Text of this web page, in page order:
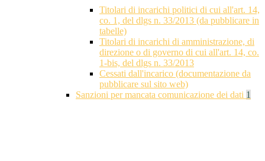
Titolari di incarichi politici di cui all'art. 14,
co. 1, del dlgs n. 33/2013 (da pubblicare in
tabelle)
Titolari di incarichi di amministrazione, di
direzione o di governo di cui all'art. 14, co.
1-bis, del dlgs n. 33/2013
Cessati dall'incarico (documentazione da
pubblicare sul sito web)
Sanzioni per mancata comunicazione dei dati 1